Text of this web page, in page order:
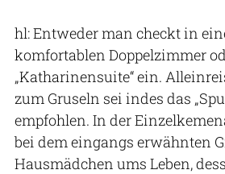
hl: Entweder man checkt in
komfortablen Doppelzimmer
„Katharinensuite“ ein.
zum Gruseln sei indes das
empfohlen. In der
bei dem eingangs erwähnten
Hausmädchen ums Leben,